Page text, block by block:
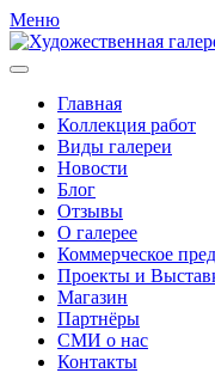
Меню
Главная
Коллекция работ
Виды галереи
Новости
Блог
Отзывы
О галерее
Коммерческое
Проекты и
Магазин
Партнёры
СМИ о нас
Контакты